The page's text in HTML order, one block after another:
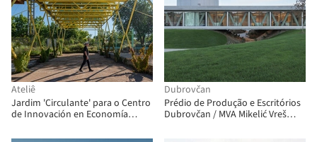
Ateliê
Jardim 'Circulante' para o Centro
de Innovación en Economía
Dubrovčan
Prédio de Produção e Escritórios
Dubrovčan / MVA Mikelić Vreš